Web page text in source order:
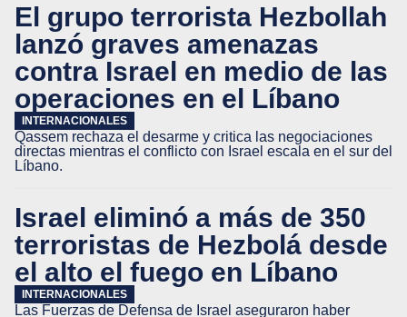
El grupo terrorista Hezbollah
lanzó graves amenazas
contra Israel en medio de las
operaciones en el Líbano
INTERNACIONALES
Qassem rechaza el desarme y critica las negociaciones
directas mientras el conflicto con Israel escala en el sur del
Líbano.
Israel eliminó a más de 350
terroristas de Hezbolá desde
el alto el fuego en Líbano
INTERNACIONALES
Las Fuerzas de Defensa de Israel aseguraron haber